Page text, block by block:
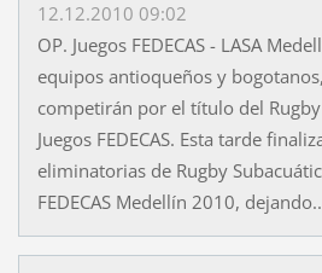
12.12.2010 09:02
OP. Juegos FEDECAS - LASA
equipos antioqueños y
competirán por el título del
Juegos FEDECAS. Esta tarde
eliminatorias de Rugby
FEDECAS Medellín 2010,